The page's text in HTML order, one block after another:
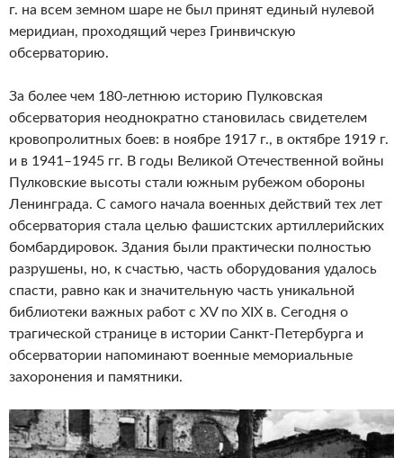
г. на всем земном шаре не был принят единый нулевой
меридиан, проходящий через Гринвичскую
обсерваторию.
За более чем 180-летнюю историю Пулковская
обсерватория неоднократно становилась свидетелем
кровопролитных боев: в ноябре 1917 г., в октябре 1919 г.
и в 1941–1945 гг. В годы Великой Отечественной войны
Пулковские высоты стали южным рубежом обороны
Ленинграда. С самого начала военных действий тех лет
обсерватория стала целью фашистских артиллерийских
бомбардировок. Здания были практически полностью
разрушены, но, к счастью, часть оборудования удалось
спасти, равно как и значительную часть уникальной
библиотеки важных работ с XV по XIX в. Сегодня о
трагической странице в истории Санкт-Петербурга и
обсерватории напоминают военные мемориальные
захоронения и памятники.